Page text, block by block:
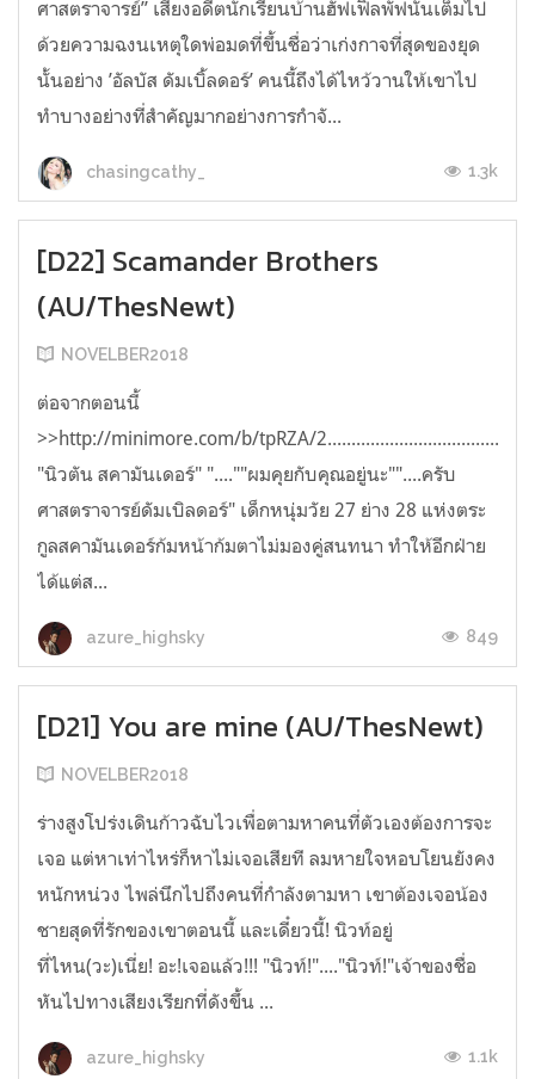
ศาสตราจารย์” เสียงอดีตนักเรียนบ้านฮัฟเฟิลพัฟนั้นเต็มไป
ด้วยความฉงนเหตุใดพ่อมดที่ขึ้นชื่อว่าเก่งกาจที่สุดของยุด
นั้นอย่าง ’อัลบัส ดัมเบิ้ลดอร์’ คนนี้ถึงได้ไหว้วานให้เขาไป
ทำบางอย่างที่สำคัญมากอย่างการกำจั...
chasingcathy_ 1.3k
[D22] Scamander Brothers
(AU/ThesNewt)
NOVELBER2018
ต่อจากตอนนี้
>>http://minimore.com/b/tpRZA/
"นิวตัน สคามันเดอร์" "....""ผมคุยกับคุณอยู่นะ""....ครับ
ศาสตราจารย์ดัมเบิลดอร์" เด็กหนุ่มวัย 27 ย่าง 28 แห่งตระ
กูลสคามันเดอร์ก้มหน้าก้มตาไม่มองคู่สนทนา ทำให้อีกฝ่าย
ได้แต่ส...
azure_highsky 849
[D21] You are mine (AU/ThesNewt)
NOVELBER2018
ร่างสูงโปร่งเดินก้าวฉับไวเพื่อตามหาคนที่ตัวเองต้องการจะ
เจอ แต่หาเท่าไหร่ก็หาไม่เจอเสียที ลมหายใจหอบโยนยังคง
หนักหน่วง ไพล่นึกไปถึงคนที่กำลังตามหา เขาต้องเจอน้อง
ชายสุดที่รักของเขาตอนนี้ และเดี๋ยวนี้! นิวท์อยู่
ที่ไหน(วะ)เนี่ย! อะ!เจอแล้ว!!! "นิวท์!"...."นิวท์!"เจ้าของชื่อ
หันไปทางเสียงเรียกที่ดังขึ้น ...
azure_highsky 1.1k